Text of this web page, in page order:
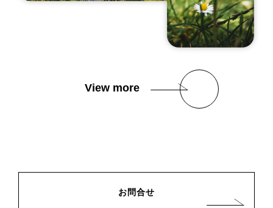
View more
お問合せ